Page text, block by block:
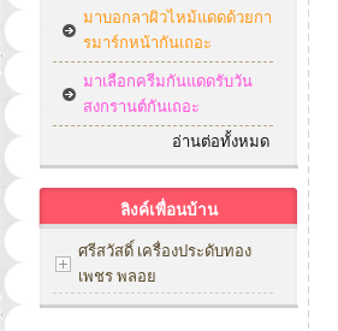
มาบอกลาผิวไหม้แดดด้วยกา
รมาร์กหน้ากันเถอะ
มาเลือกครีมกันแดดรับวัน
สงกรานต์กันเถอะ
อ่านต่อทั้งหมด
ลิงค์เพื่อนบ้าน
ศรีสวัสดิ์ เครื่องประดับทอง
เพชร พลอย